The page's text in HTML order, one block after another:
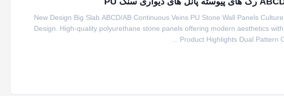
New Design Big Slab ABCD/AB Continuous Veins PU Stone Wall Panels
Design. High-quality polyurethane stone panels offering modern aesthetics
Product Highlights Dual Pattern